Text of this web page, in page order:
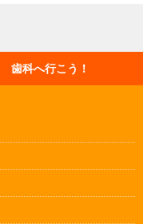
歯科へ行こう！